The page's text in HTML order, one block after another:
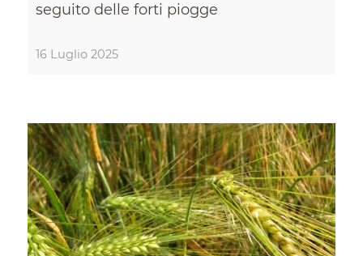
seguito delle forti piogge
16 Luglio 2025